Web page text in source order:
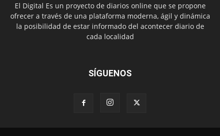
El Digital Es un proyecto de diarios online que se propone
ofrecer a través de una plataforma moderna, ágil y dinámica
la posibilidad de estar informado del acontecer diario de
cada localidad
SÍGUENOS